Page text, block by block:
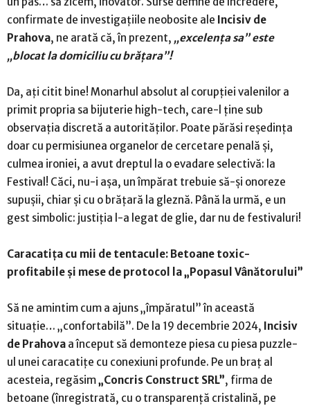
confirmate de investigațiile neobosite ale Incisiv de
Prahova, ne arată că, în prezent, „excelența sa” este
„blocat la domiciliu cu brățara”!
Da, ați citit bine! Monarhul absolut al corupției valenilor a
primit propria sa bijuterie high-tech, care-l ține sub
observația discretă a autorităților. Poate părăsi reședința
doar cu permisiunea organelor de cercetare penală și,
culmea ironiei, a avut dreptul la o evadare selectivă: la
Festival! Căci, nu-i așa, un împărat trebuie să-și onoreze
supușii, chiar și cu o brățară la gleznă. Până la urmă, e un
gest simbolic: justiția l-a legat de glie, dar nu de festivaluri!
Caracatița cu mii de tentacule: Betoane toxic-
profitabile și mese de protocol la „Popasul Vânătorului”
Să ne amintim cum a ajuns „împăratul” în această
situație… „confortabilă”. De la 19 decembrie 2024, Incisiv
de Prahova a început să demonteze piesa cu piesa puzzle-
ul unei caracatițe cu conexiuni profunde. Pe un braț al
acesteia, regăsim„Concris Construct SRL”, firma de
betoane (înregistrată, cu o transparență cristalină, pe